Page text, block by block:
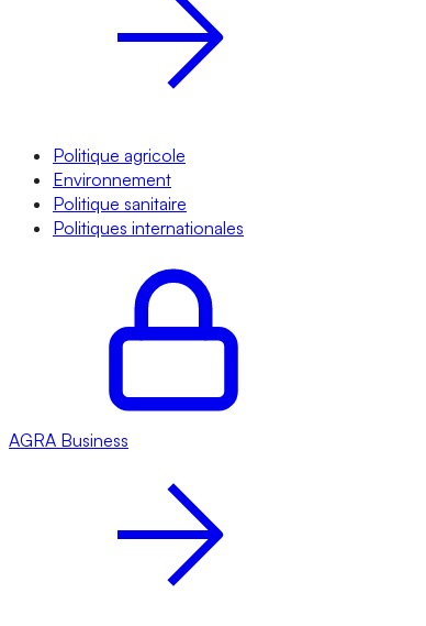
Politique agricole
Environnement
Politique sanitaire
Politiques internationales
AGRA Business